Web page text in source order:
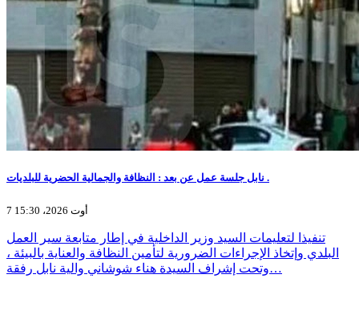
نابل جلسة عمل عن بعد : النظافة والجمالية الحضرية للبلديات .
7 أوت 2026، 15:30
تنفيذا لتعليمات السيد وزير الداخلية في إطار متابعة سير العمل
البلدي وإتخاذ الإجراءات الضرورية لتأمين النظافة والعناية بالبيئة ،
وتحت إشراف السيدة هناء شوشاني والية نابل رفقة…